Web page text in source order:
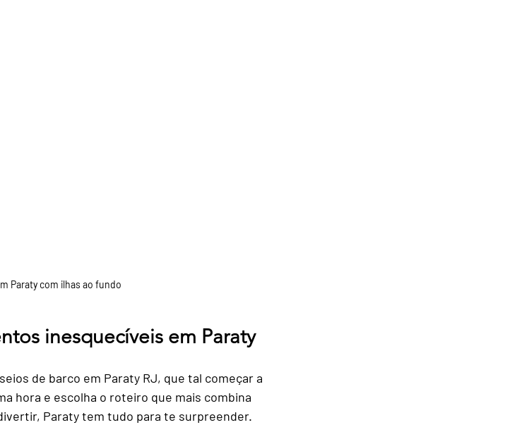
Paraty com ilhas ao fundo
inesquecíveis em Paraty
de barco em Paraty RJ, que tal começar a
hora e escolha o roteiro que mais combina
Paraty tem tudo para te surpreender.